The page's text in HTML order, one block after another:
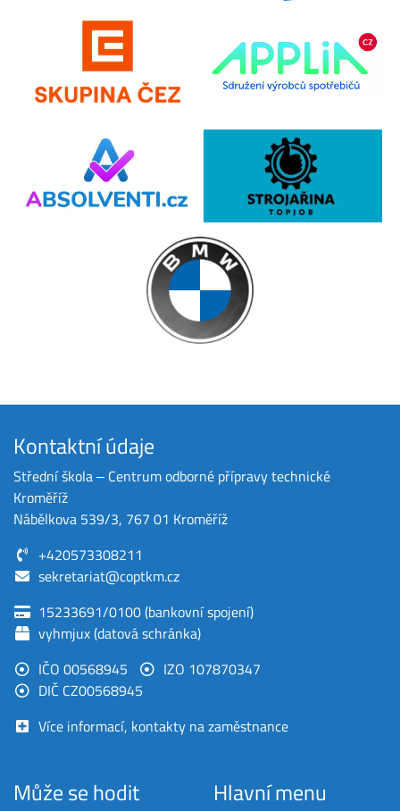
Kontaktní údaje
Střední škola ‒ Centrum odborné přípravy technické
Kroměříž
Nábělkova 539/3, 767 01 Kroměříž
+420573308211
sekretariat@coptkm.cz
15233691/0100 (bankovní spojení)
vyhmjux (datová schránka)
IČO 00568945
IZO 107870347
DIČ CZ00568945
Více informací, kontakty na zaměstnance
Může se hodit Hlavní menu